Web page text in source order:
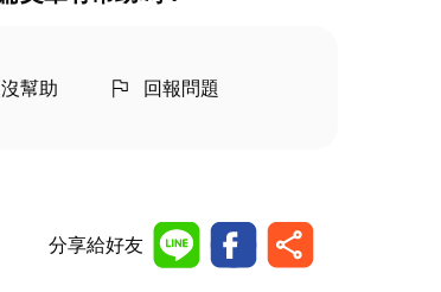
沒幫助 回報問題
分享給好友